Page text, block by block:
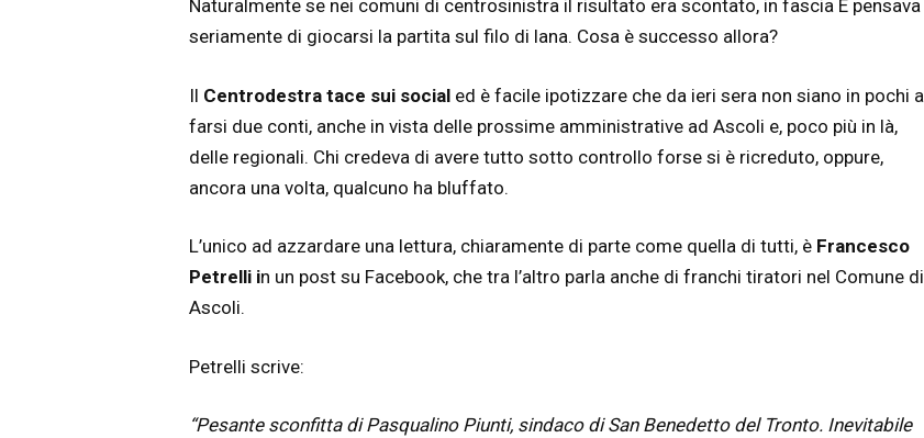
Naturalmente se nei comuni di centrosinistra il risultato era scontato, in fascia E pensava
seriamente di giocarsi la partita sul filo di lana. Cosa è successo allora?
Il Centrodestra tace sui socialed è facile ipotizzare che da ieri sera non siano in pochi a
farsi due conti, anche in vista delle prossime amministrative ad Ascoli e, poco più in là,
delle regionali. Chi credeva di avere tutto sotto controllo forse si è ricreduto, oppure,
ancora una volta, qualcuno ha bluffato.
L’unico ad azzardare una lettura, chiaramente di parte come quella di tutti, è Francesco
Petrelli in un post su Facebook, che tra l’altro parla anche di franchi tiratori nel Comune di
Ascoli.
Petrelli scrive:
“Pesante sconfitta di Pasqualino Piunti, sindaco di San Benedetto del Tronto. Inevitabile